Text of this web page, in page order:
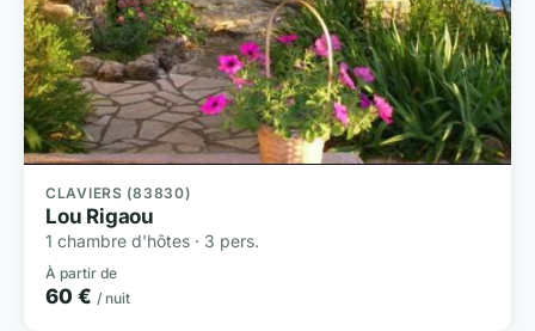
CLAVIERS (83830)
Lou Rigaou
1 chambre d'hôtes · 3 pers.
À partir de
60 € / nuit